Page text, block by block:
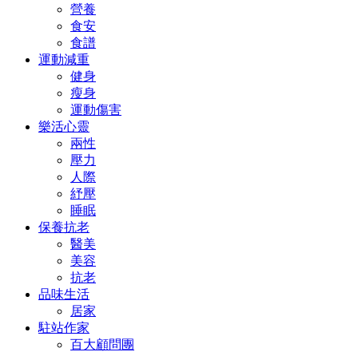
營養
食安
食譜
運動減重
健身
瘦身
運動傷害
樂活心靈
兩性
壓力
人際
紓壓
睡眠
保養抗老
醫美
美容
抗老
品味生活
居家
駐站作家
百大顧問團